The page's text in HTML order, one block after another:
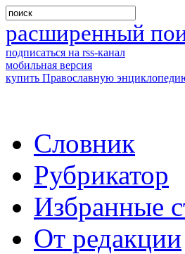
расширенный
подписаться на rss-канал
мобильная версия
купить Православную
Словник
Рубрикатор
Избранные
От редакции